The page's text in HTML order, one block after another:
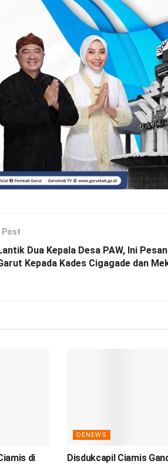
Post
Dua Kepala Desa PAW, Ini
Kepada Kades Cigagade dan
di
DENEWS
Disdukcapil Ciamis